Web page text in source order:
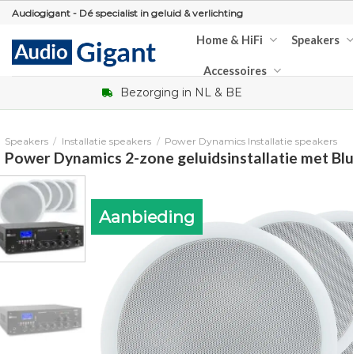
Skip
content
Audiogigant - Dé specialist in geluid & verlichting
Home & HiFi Speakers
Accessoires
Bezorging in NL & BE
Speakers / Installatie speakers / Power Dynamics Installatie speakers
Power Dynamics 2-zone geluidsinstallatie met
Aanbieding